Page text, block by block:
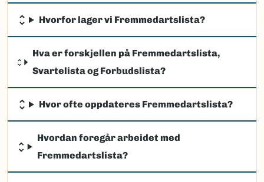
Hvorfor lager vi Fremmedartslista?
Hva er forskjellen på Fremmedartslista,
Svartelista og Forbudslista?
Hvor ofte oppdateres Fremmedartslista?
Hvordan foregår arbeidet med
Fremmedartslista?